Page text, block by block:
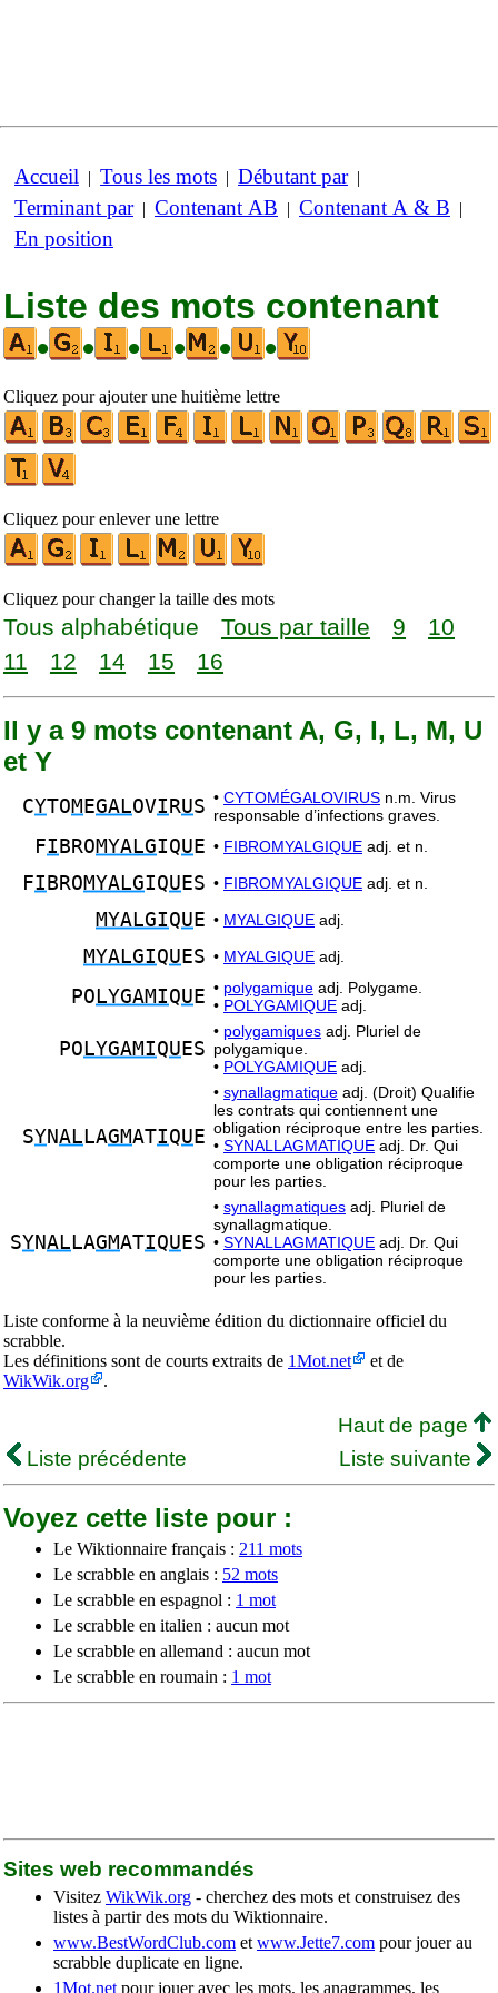
Accueil | Tous les mots | Débutant par|
Terminant par| Contenant AB | Contenant A & B |
En position
Liste des mots contenant
•
• • • • •
Cliquez pour ajouter une huitième lettre
Cliquez pour enlever une lettre
Cliquez pour changer la taille des mots
Tous alphabétique Tous par taille 9
10
11
12 14 15 16
Il y a 9 mots contenant A, G, I, L, M, U
et Y
CYTOM EGALOVI RUS • CYTOMÉGALOVIRUS n.m. Virus
responsable d’infections graves.
FI BROMYALGIQU E • FIBROMYALGIQUE adj. et n.
FI BROMYALGIQU ES • FIBROMYALGIQUE adj. et n.
MYALGIQU E • MYALGIQUE adj.
MYALGIQU ES • MYALGIQUE adj.
PO LYGAMIQU E • polygamique adj. Polygame.
• POLYGAMIQUE adj.
PO LYGAMIQU ES
• polygamiques adj. Pluriel de
polygamique.
• POLYGAMIQUE adj.
SYNAL LAGMATIQU E
• synallagmatique adj. (Droit) Qualifie
les contrats qui contiennent une
obligation réciproque entre les parties.
• SYNALLAGMATIQUE adj. Dr. Qui
comporte une obligation réciproque
pour les parties.
SYNAL LAGMATIQU ES
• synallagmatiques adj. Pluriel de
synallagmatique.
• SYNALLAGMATIQUE adj. Dr. Qui
comporte une obligation réciproque
pour les parties.
Liste conforme à la neuvième édition du dictionnaire officiel du
scrabble.
Les définitions sont de courts extraits de 1Mot.net
et de
WikWik.org
.
Haut de page
Liste précédente
Liste suivante
Voyez cette liste pour :
Le Wiktionnaire français : 211 mots
Le scrabble en anglais : 52 mots
Le scrabble en espagnol : 1 mot
Le scrabble en italien : aucun mot
Le scrabble en allemand : aucun mot
Le scrabble en roumain : 1 mot
Sites web recommandés
Visitez WikWik.org - cherchez des mots et construisez des
listes à partir des mots du Wiktionnaire.
www.BestWordClub.com et www.Jette7.com pour jouer au
scrabble duplicate en ligne.
1Mot.net pour jouer avec les mots, les anagrammes, les